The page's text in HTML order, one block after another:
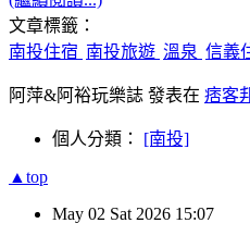
文章標籤：
南投住宿 南投旅遊 溫泉 信義
阿萍&阿裕玩樂誌 發表在 痞客
個人分類： [南投]
▲top
May 02 Sat 2026 15:07